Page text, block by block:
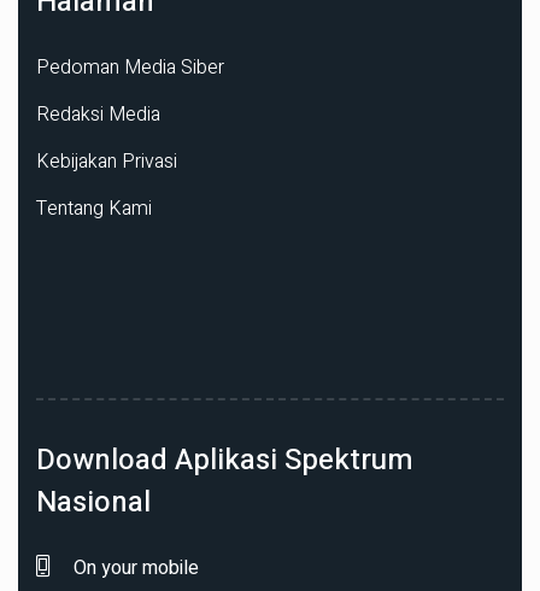
Pedoman Media Siber
Redaksi Media
Kebijakan Privasi
Tentang Kami
Download Aplikasi Spektrum
Nasional
On your mobile